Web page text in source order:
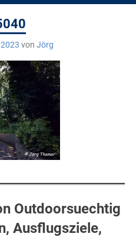
von Jörg
Outdoorsuechtig
Ausflugsziele,